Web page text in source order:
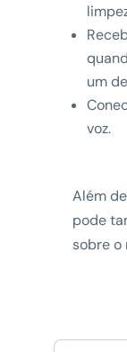
um
voz.
Além
pode
sobre o